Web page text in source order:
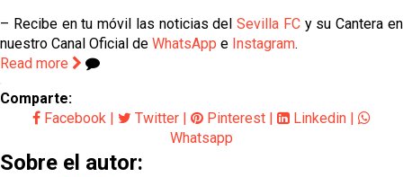
– Recibe en tu móvil las noticias delSevilla FCy su Cantera en
nuestro Canal Oficial de WhatsApp e Instagram.
Read more
Comparte:
Facebook
Twitter Pinterest Linkedin
Whatsapp
Sobre el autor: